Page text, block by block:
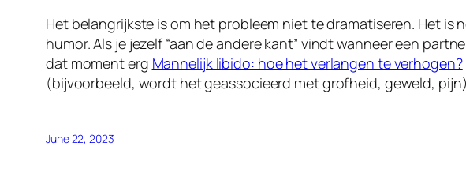
Het belangrijkste is om het probleem niet te dramatiseren. Het is
humor. Als je jezelf “aan de andere kant” vindt wanneer een
dat moment erg Mannelijk libido: hoe het verlangen te verhogen?
(bijvoorbeeld, wordt het geassocieerd met grofheid, geweld,
June 22, 2023